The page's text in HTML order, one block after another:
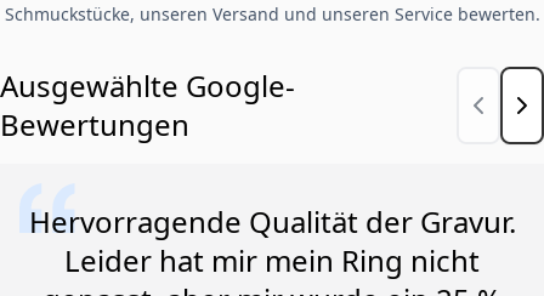
Schmuckstücke, unseren Versand und unseren Service bewerten.
Ausgewählte Google-
Bewertungen
Hervorragende Qualität der Gravur.
Leider hat mir mein Ring nicht